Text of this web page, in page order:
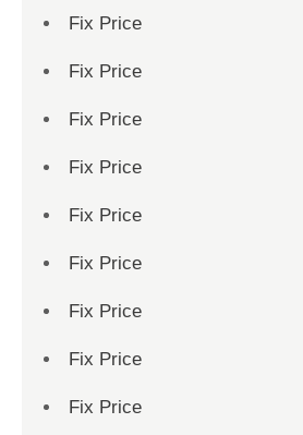
Fix Price
Fix Price
Fix Price
Fix Price
Fix Price
Fix Price
Fix Price
Fix Price
Fix Price